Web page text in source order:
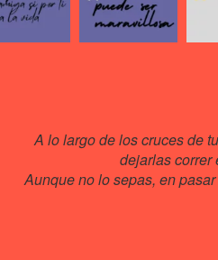
A lo largo de los cruces de
dejarlas correr
Aunque no lo sepas, en